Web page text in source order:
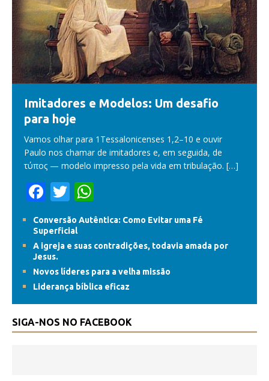
Imitadores e Modelos: Um desafio
para hoje
Vamos olhar para 1Tessalonicenses 1,2–10 e ouvir
Paulo nos chamar de imitadores e, em seguida, de
τύπος — modelo impresso pela vida em tribulação. […]
F
e
b
o
o
k
T
w
itt
er
h
at
s
A
p
p
Conversão Autêntica: Como Evitar uma Fé
Superficial
A igreja e suas contradições, todavia amada por
Jesus.
Novos líderes para a velha missão
Liderança bíblica eficaz
SIGA-NOS NO FACEBOOK